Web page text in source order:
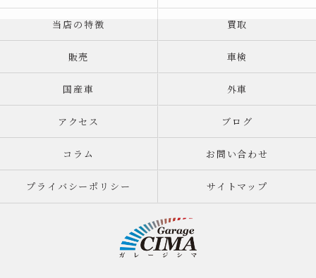
当店の特徴 買取
販売 車検
国産車 外車
アクセス ブログ
コラム お問い合わせ
プライバシーポリシー サイトマップ